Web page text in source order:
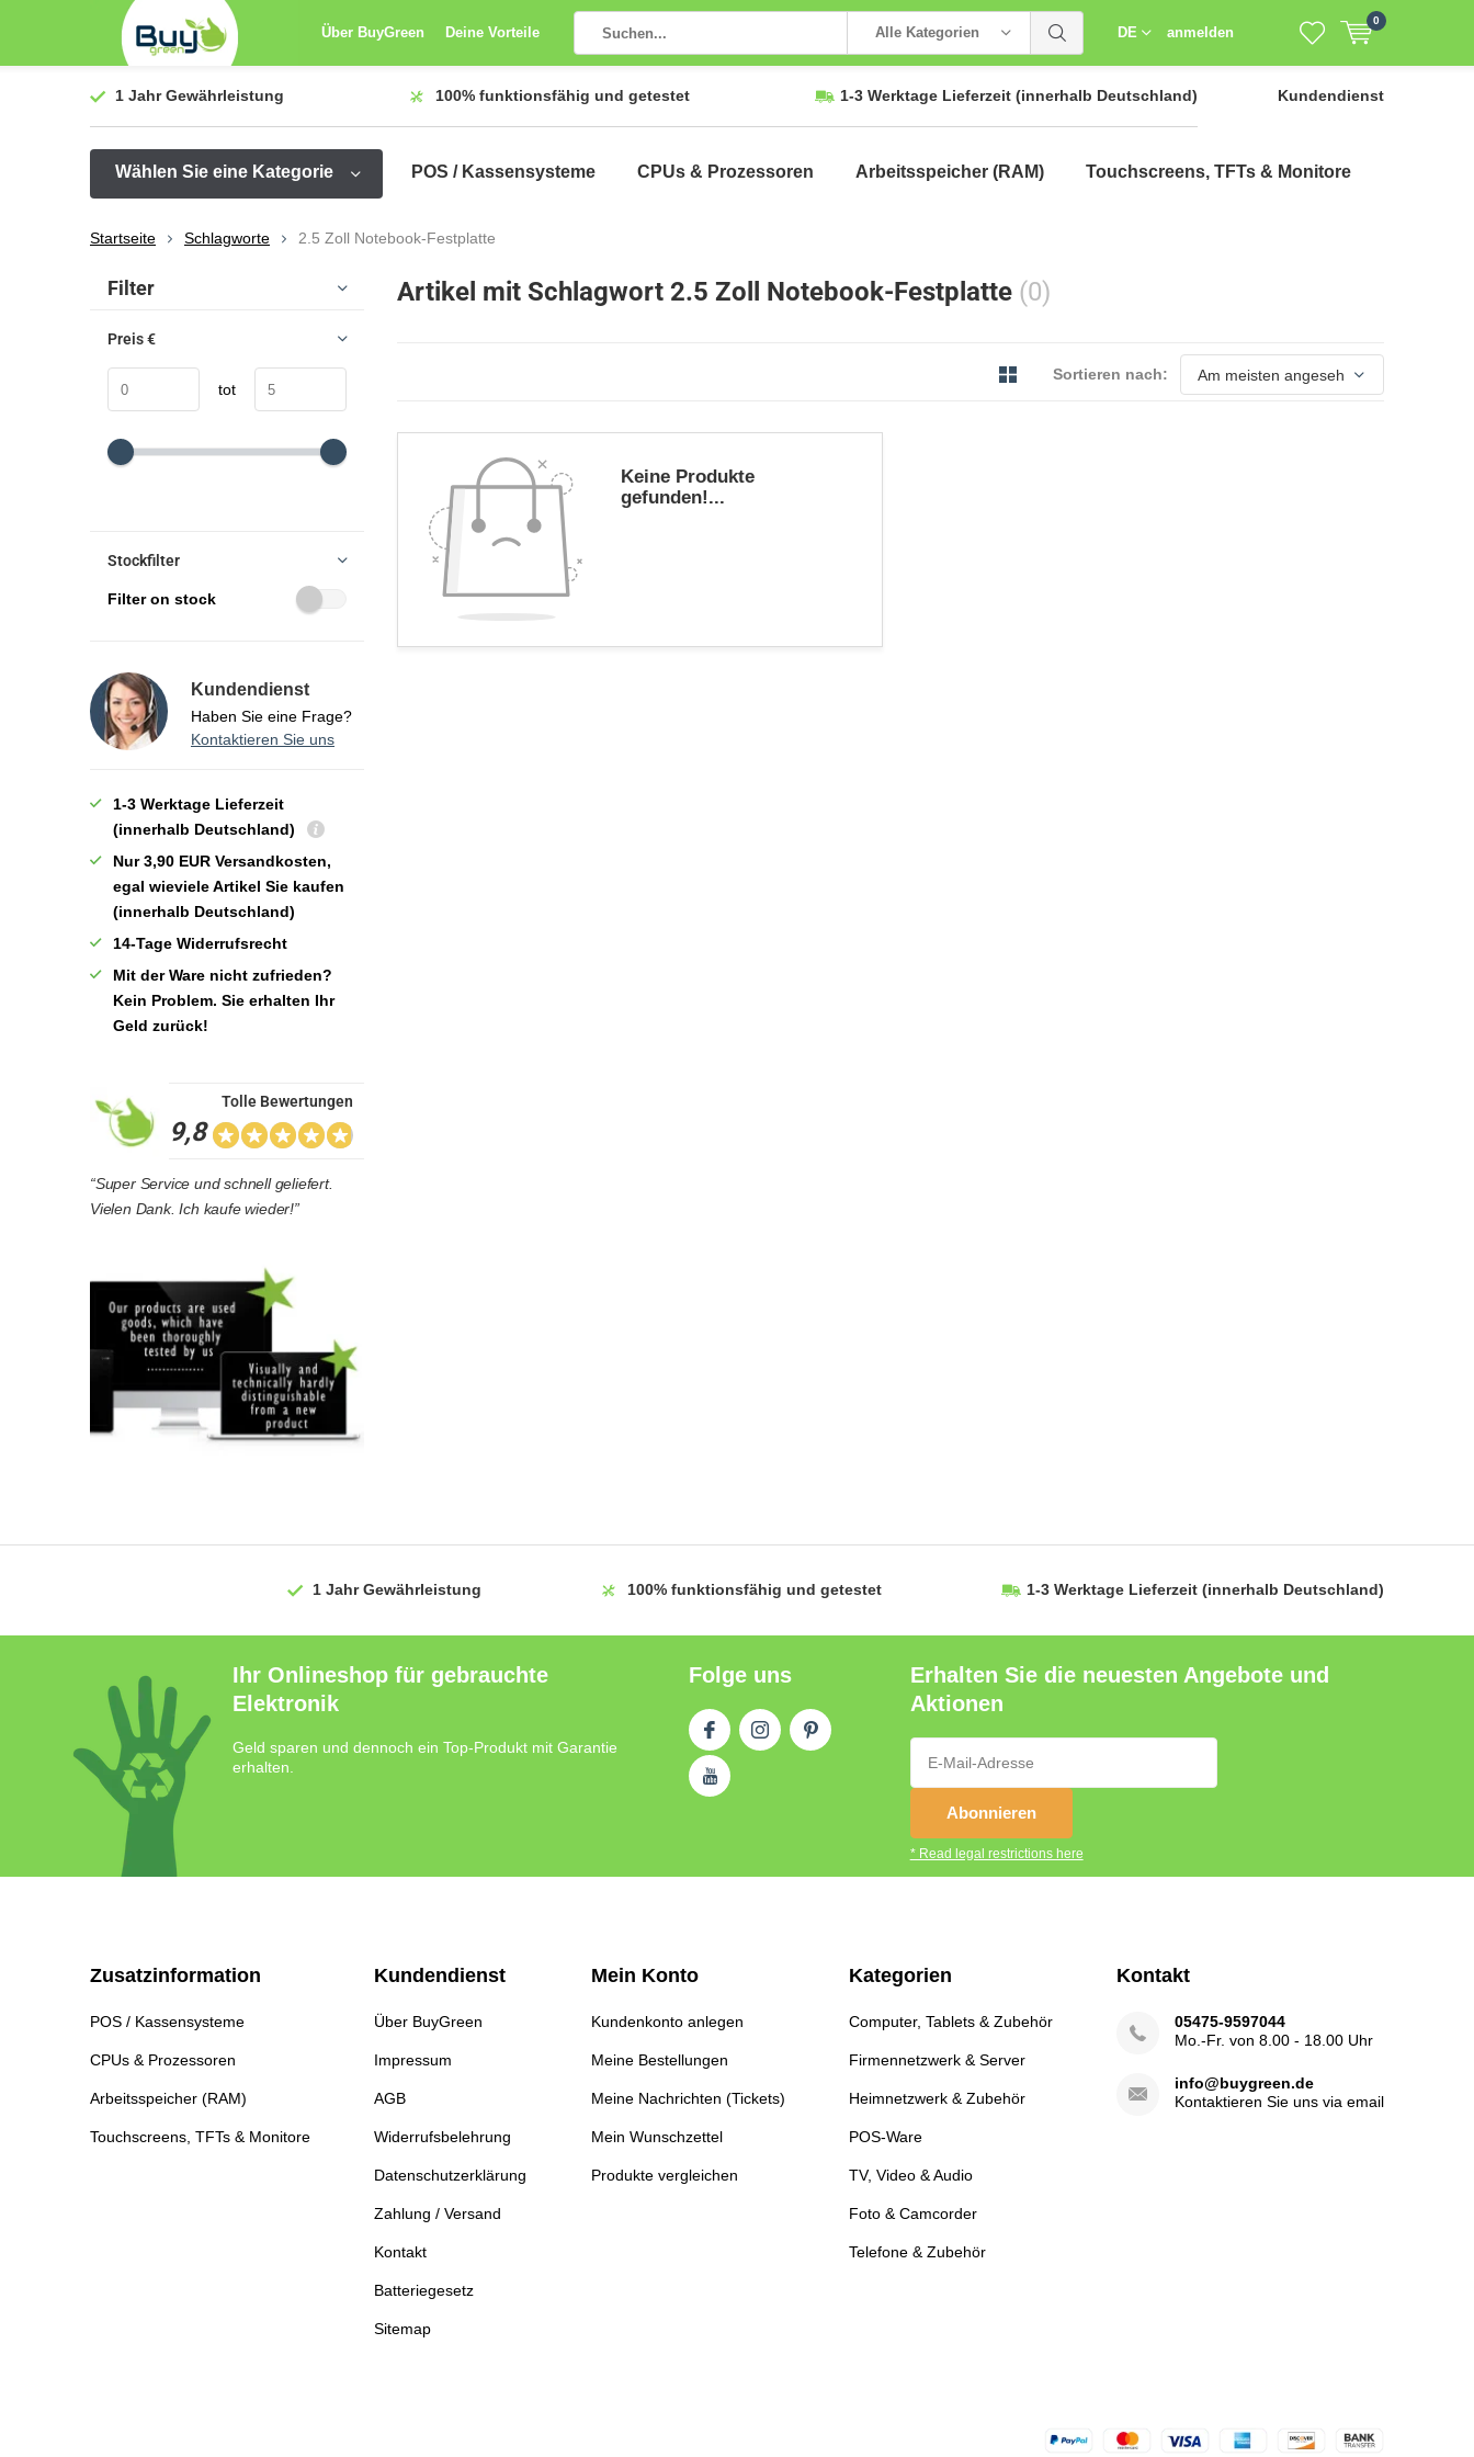
Über BuyGreen Deine Vorteile Alle Kategorien DE anmelden
0
1 JahrGewährleistung 100% funktionsfähig und getestet 1-3 Werktage Lieferzeit (innerhalb Deutschland) Kundendienst
Wählen Sie eine Kategorie POS / Kassensysteme CPUs & Prozessoren Arbeitsspeicher (RAM) Touchscreens, TFTs & Monitore
Startseite Schlagworte 2.5 Zoll Notebook-Festplatte
Artikel mit Schlagwort 2.5 Zoll Notebook-Festplatte (0)
Sortieren nach:
Keine Produkte
gefunden!...
Sortieren nach:
Filter
Preis€
tot
Stockfilter
Filter on stock
Kundendienst
Haben Sie eine Frage?
Kontaktieren Sie uns
1-3 Werktage Lieferzeit
(innerhalb Deutschland)
Nur 3,90 EUR Versandkosten,
egal wieviele Artikel Sie kaufen
(innerhalb Deutschland)
14-Tage Widerrufsrecht
Mit der Ware nicht zufrieden?
Kein Problem. Sie erhalten Ihr
Geld zurück!
9,8
Tolle Bewertungen
“Super Service und schnell geliefert.
Vielen Dank. Ich kaufe wieder!”
1 JahrGewährleistung 100% funktionsfähig und getestet 1-3 Werktage Lieferzeit (innerhalb Deutschland)
Ihr Onlineshop für gebrauchte
Elektronik
Geld sparen und dennoch ein Top-Produkt mit Garantie
erhalten.
Folge uns
Erhalten Sie die neuesten Angebote und
Aktionen
Abonnieren
* Read legal restrictions here
Zusatzinformation
POS / Kassensysteme
CPUs & Prozessoren
Arbeitsspeicher (RAM)
Touchscreens, TFTs & Monitore
Kundendienst
Über BuyGreen
Impressum
AGB
Widerrufsbelehrung
Datenschutzerklärung
Zahlung / Versand
Kontakt
Batteriegesetz
Sitemap
Mein Konto
Kundenkonto anlegen
Meine Bestellungen
Meine Nachrichten (Tickets)
Mein Wunschzettel
Produkte vergleichen
Kategorien
Computer, Tablets & Zubehör
Firmennetzwerk & Server
Heimnetzwerk & Zubehör
POS-Ware
TV, Video & Audio
Foto & Camcorder
Telefone & Zubehör
Kontakt
05475-9597044
Mo.-Fr. von 8.00 - 18.00 Uhr
info@buygreen.de
Kontaktieren Sie uns via email